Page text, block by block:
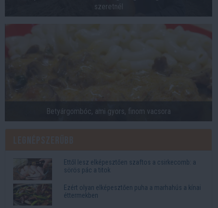
szeretnél
Betyárgombóc, ami gyors, finom vacsora
Ettől lesz elképesztően szaftos a csirkecomb: a
sörös pác a titok
Ezért olyan elképesztően puha a marhahús a kínai
éttermekben